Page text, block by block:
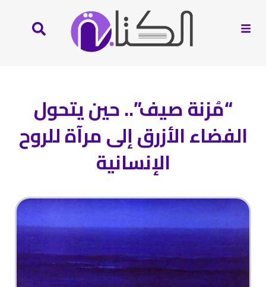
“مُزنة صيف”.. حين يتحول
الفضاء الأزرق إلى مرآة للروح
الإنسانية